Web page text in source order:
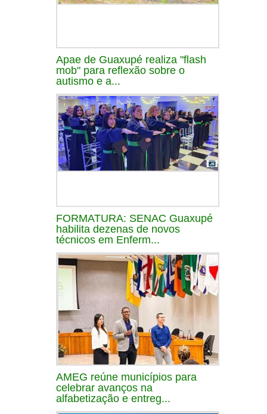
Apae de Guaxupé realiza "flash
mob" para reflexão sobre o
autismo e a...
FORMATURA: SENAC Guaxupé
habilita dezenas de novos
técnicos em Enferm...
AMEG reúne municípios para
celebrar avanços na
alfabetização e entreg...